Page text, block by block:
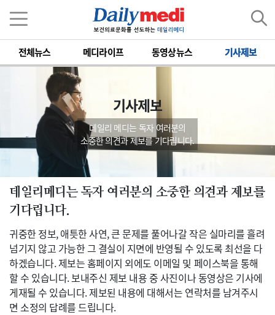
전체뉴스 메디라이프 동영상뉴스 기사제보
기사제보
데일리 메디는 독자 여러분의
소중한 의견과 제보를 기다립니다.
데일리메디는 독자 여러분의 소중한 의견과 제보를
기다립니다.
귀중한 정보, 애틋한 사연, 큰 문제를 풀어나갈 작은 실마리를 흘려
넘기지 않고 가능한 그 결실이 지면에 반영될 수 있도록 최선을 다
하겠습니다. 제보는 홈페이지 외에도 이메일 및 페이스북을 통해
할 수 있습니다. 보내주신 제보 내용 중 사진이나 동영상은 기사에
게재될 수 있습니다. 제보된 내용에 대해서는 연락처를 남겨주시
면 소정의 답례를 드립니다.